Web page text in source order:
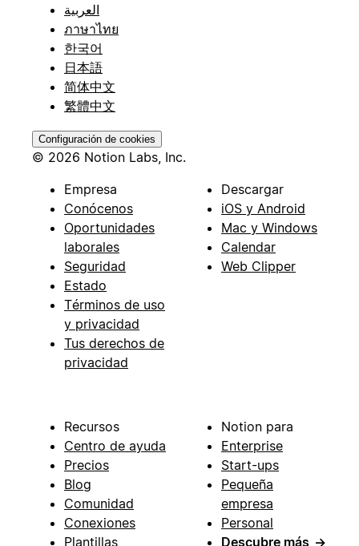
العربية
ภาษาไทย
한국어
日本語
简体中文
繁體中文
Configuración de cookies
© 2026 Notion Labs, Inc.
Empresa
Conócenos
Oportunidades
laborales
Seguridad
Estado
Términos de uso
y privacidad
Tus derechos de
privacidad
Descargar
iOS y Android
Mac y Windows
Calendar
Web Clipper
Recursos
Centro de ayuda
Precios
Blog
Comunidad
Conexiones
Plantillas
Notion para
Enterprise
Start-ups
Pequeña
empresa
Personal
Descubre más →